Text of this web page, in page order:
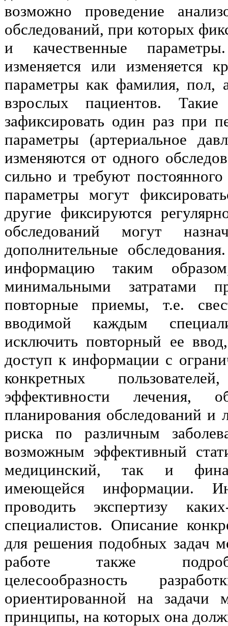
возможно проведение
обследований, при которых
и качественные
изменяется или изменяется
параметры как фамилия, пол,
взрослых пациентов.
зафиксировать один раз при
параметры (артериальное
изменяются от одного
сильно и требуют
параметры могут
другие фиксируются
обследований могут
дополнительные
информацию таким
минимальными затратами
повторные приемы, т.е.
вводимой каждым
исключить повторный ее
доступ к информации с
конкретных
эффективности лечения,
планирования обследований и
риска по различным
возможным эффективный
медицинский, так и
имеющейся информации.
проводить экспертизу
специалистов. Описание
для решения подобных задач
работе также
целесообразность
ориентированной на задачи
принципы, на которых она